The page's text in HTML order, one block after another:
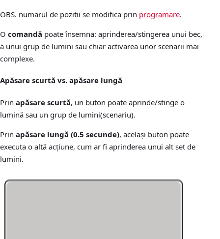
OBS. numarul de pozitii se modifica prin programare.
O comandă poate însemna: aprinderea/stingerea unui bec,
a unui grup de lumini sau chiar activarea unor scenarii mai
complexe.
Apăsare scurtă vs. apăsare lungă
Prin apăsare scurtă, un buton poate aprinde/stinge o
lumină sau un grup de lumini(scenariu).
Prin apăsare lungă (0.5 secunde), același buton poate
executa o altă acțiune, cum ar fi aprinderea unui alt set de
lumini.